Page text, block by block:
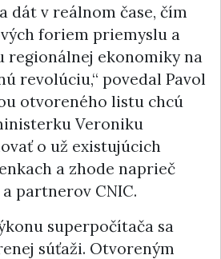
dát v reálnom čase, čím
foriem priemyslu a
regionálnej ekonomiky na
revolúciu,“ povedal Pavol
otvoreného listu chcú
Veroniku
o už existujúcich
a zhode naprieč
partnerov CNIC.
superpočítača sa
súťaži. Otvoreným